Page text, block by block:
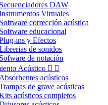
Secuenciadores DAW
Virtuales
Software corrección acústica
Software educacional
ins y Efectos
de sonidos
Sofware de notación
Acústico  
Absorbentes acústicos
de grave acústicas
acústicos completos